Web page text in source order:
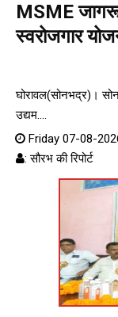
MSME
स्वरोजगार
घोरावल(सोनभद्र)।
उद्यम....
Friday 07-08-
: सौरभ की रिपोर्ट